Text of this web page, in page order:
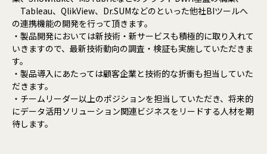
Tableau、QlikView、Dr.SUMなどのといった他社BIツールへ
の連携機能の開発を行って頂きます。
・製品開発においては新技術・新サービスも積極的に取り入れて
いきますので、最新技術動向の調査・検証も実施していただきま
す。
・製品導入にあたっては顧客企業と技術的な折衝も担当していた
だきます。
・チームリーダー以上のポジションを担当していただき、将来的
にデータ活用ソリューション関連ビジネスをリードする人材を期
待します。